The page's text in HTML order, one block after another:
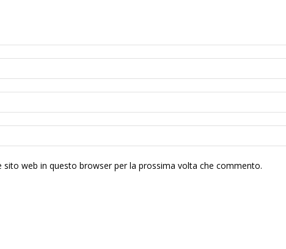
sito web in questo browser per la prossima volta che commento.